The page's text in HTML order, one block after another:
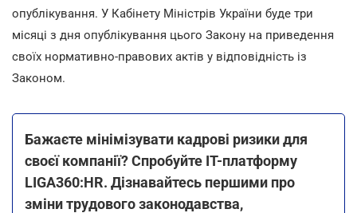
опублікування. У Кабінету Міністрів України буде три
місяці з дня опублікування цього Закону на приведення
своїх нормативно-правових актів у відповідність із
Законом.
Бажаєте мінімізувати кадрові ризики для
своєї компанії? Спробуйте ІТ-платформу
LIGA360:HR. Дізнавайтесь першими про
зміни трудового законодавства,